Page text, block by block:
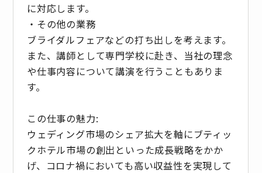
に対応します。
・その他の業務
ブライダルフェアなどの打ち出しを考えます。
また、講師として専門学校に赴き、当社の理念
や仕事内容について講演を行うこともありま
す。
この仕事の魅力:
ウェディング市場のシェア拡大を軸にブティッ
クホテル市場の創出といった成長戦略をかか
げ、コロナ禍においても高い収益性を実現して